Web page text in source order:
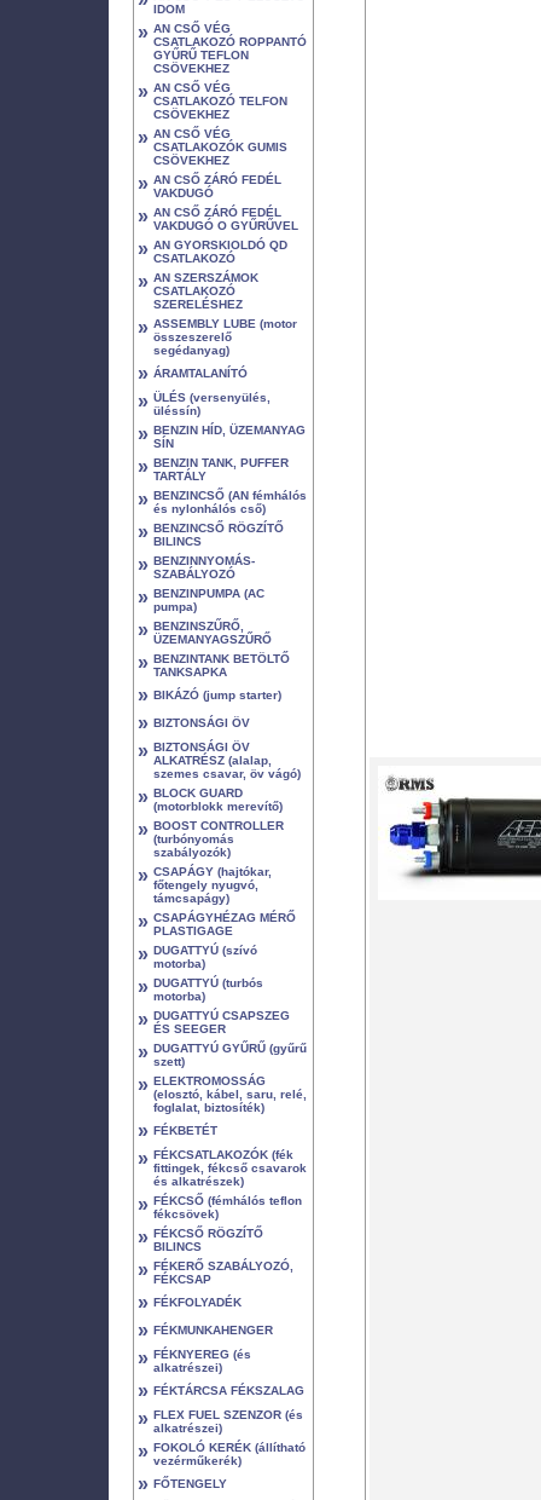
IDOM
» AN CSŐ VÉG
CSATLAKOZÓ ROPPANTÓ
GYŰRŰ TEFLON
CSÖVEKHEZ
» AN CSŐ VÉG
CSATLAKOZÓ TELFON
CSÖVEKHEZ
» AN CSŐ VÉG
CSATLAKOZÓK GUMIS
CSÖVEKHEZ
» AN CSŐ ZÁRÓ FEDÉL
VAKDUGÓ
» AN CSŐ ZÁRÓ FEDÉL
VAKDUGÓ O GYŰRŰVEL
» AN GYORSKIOLDÓ QD
CSATLAKOZÓ
» AN SZERSZÁMOK
CSATLAKOZÓ
SZERELÉSHEZ
» ASSEMBLY LUBE (motor
összeszerelő
segédanyag)
» ÁRAMTALANÍTÓ
» ÜLÉS (versenyülés,
üléssín)
» BENZIN HÍD, ÜZEMANYAG
SÍN
» BENZIN TANK, PUFFER
TARTÁLY
» BENZINCSŐ (AN fémhálós
és nylonhálós cső)
» BENZINCSŐ RÖGZÍTŐ
BILINCS
» BENZINNYOMÁS-
SZABÁLYOZÓ
» BENZINPUMPA (AC
pumpa)
» BENZINSZŰRŐ,
ÜZEMANYAGSZŰRŐ
» BENZINTANK BETÖLTŐ
TANKSAPKA
» BIKÁZÓ (jump starter)
» BIZTONSÁGI ÖV
» BIZTONSÁGI ÖV
ALKATRÉSZ (alalap,
szemes csavar, öv vágó)
» BLOCK GUARD
(motorblokk merevítő)
» BOOST CONTROLLER
(turbónyomás
szabályozók)
» CSAPÁGY (hajtókar,
főtengely nyugvó,
támcsapágy)
» CSAPÁGYHÉZAG MÉRŐ
PLASTIGAGE
» DUGATTYÚ (szívó
motorba)
» DUGATTYÚ (turbós
motorba)
» DUGATTYÚ CSAPSZEG
ÉS SEEGER
» DUGATTYÚ GYŰRŰ (gyűrű
szett)
» ELEKTROMOSSÁG
(elosztó, kábel, saru, relé,
foglalat, biztosíték)
» FÉKBETÉT
» FÉKCSATLAKOZÓK (fék
fittingek, fékcső csavarok
és alkatrészek)
» FÉKCSŐ (fémhálós teflon
fékcsövek)
» FÉKCSŐ RÖGZÍTŐ
BILINCS
» FÉKERŐ SZABÁLYOZÓ,
FÉKCSAP
» FÉKFOLYADÉK
» FÉKMUNKAHENGER
» FÉKNYEREG (és
alkatrészei)
» FÉKTÁRCSA FÉKSZALAG
» FLEX FUEL SZENZOR (és
alkatrészei)
» FOKOLÓ KERÉK (állítható
vezérműkerék)
» FŐTENGELY